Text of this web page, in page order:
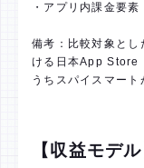
・アプリ内課金要素
備考：比較対象と
ける日本App Store
うちスパイスマー
【収益モデ